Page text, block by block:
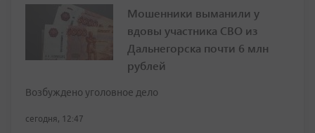
Мошенники выманили у
вдовы участника СВО из
Дальнегорска почти 6 млн
рублей
Возбуждено уголовное дело
сегодня, 12:47